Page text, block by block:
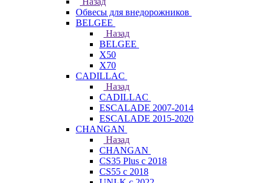
Обвесы для внедорожников
BELGEE
Назад
BELGEE
X50
X70
CADILLAC
Назад
CADILLAC
ESCALADE 2007-2014
ESCALADE 2015-2020
CHANGAN
Назад
CHANGAN
CS35 Plus с 2018
CS55 с 2018